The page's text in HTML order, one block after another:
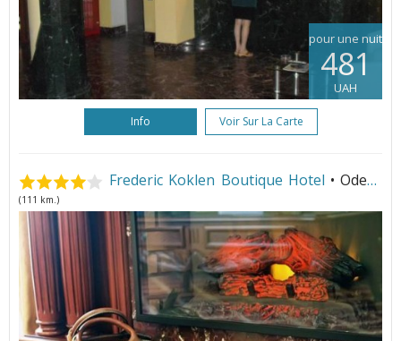
pour une nuit
481
UAH
Info Voir Sur La Carte
Frederic Koklen Boutique Hotel • Odesa
(111 km.)